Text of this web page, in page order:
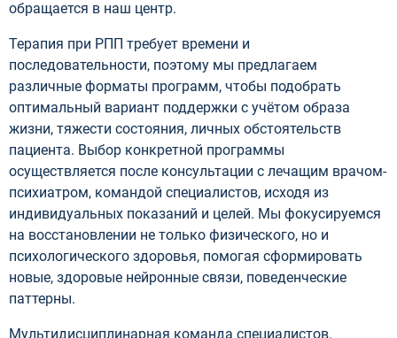
обращается в наш центр.
Терапия при РПП требует времени и
последовательности, поэтому мы предлагаем
различные форматы программ, чтобы подобрать
оптимальный вариант поддержки с учётом образа
жизни, тяжести состояния, личных обстоятельств
пациента. Выбор конкретной программы
осуществляется после консультации с лечащим врачом-
психиатром, командой специалистов, исходя из
индивидуальных показаний и целей. Мы фокусируемся
на восстановлении не только физического, но и
психологического здоровья, помогая сформировать
новые, здоровые нейронные связи, поведенческие
паттерны.
Мультидисциплинарная команда специалистов.